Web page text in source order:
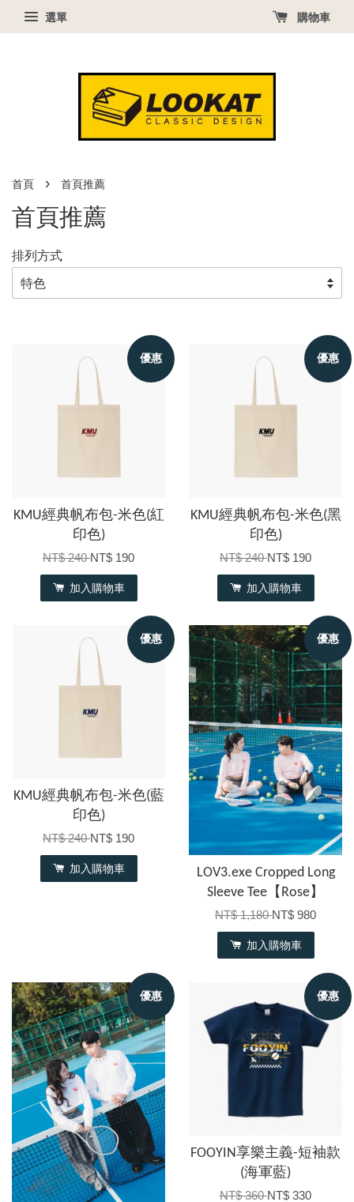
選單 購物車
首頁 › 首頁推薦
首頁推薦
排列方式
優惠
KMU經典帆布包-米色(紅
印色)
NT$ 240NT$ 190
加入購物車
優惠
KMU經典帆布包-米色(黑
印色)
NT$ 240NT$ 190
加入購物車
優惠
KMU經典帆布包-米色(藍
印色)
NT$ 240NT$ 190
加入購物車
優惠
LOV3.exe Cropped Long
Sleeve Tee【Rose】
NT$ 1,180NT$ 980
加入購物車
優惠 優惠
FOOYIN享樂主義-短袖款
(海軍藍)
NT$ 360NT$ 330